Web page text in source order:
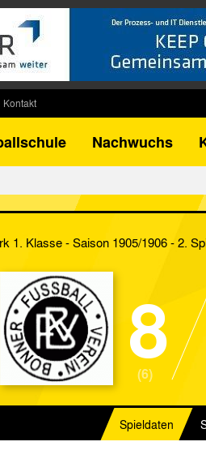
Kontakt
Nachwuchs
1. Klasse - Saison 1905/1906 - 2.
8
(6)
Spieldaten